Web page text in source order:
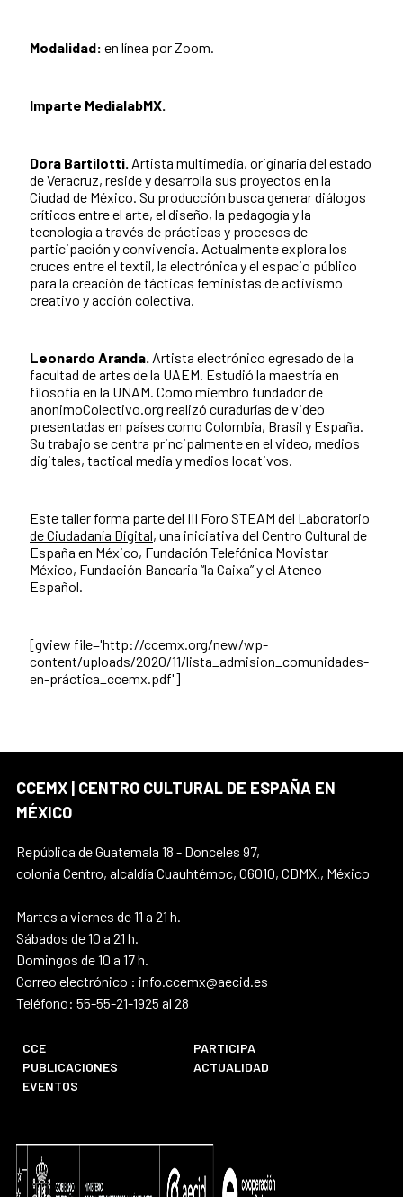
Modalidad: en línea por Zoom.
Imparte MedialabMX.
Dora Bartilotti. Artista multimedia, originaria del estado
de Veracruz, reside y desarrolla sus proyectos en la
Ciudad de México. Su producción busca generar diálogos
críticos entre el arte, el diseño, la pedagogía y la
tecnología a través de prácticas y procesos de
participación y convivencia. Actualmente explora los
cruces entre el textil, la electrónica y el espacio público
para la creación de tácticas feministas de activismo
creativo y acción colectiva.
Leonardo Aranda. Artista electrónico egresado de la
facultad de artes de la UAEM. Estudió la maestría en
filosofía en la UNAM. Como miembro fundador de
anonimoColectivo.org realizó curadurías de video
presentadas en países como Colombia, Brasil y España.
Su trabajo se centra principalmente en el video, medios
digitales, tactical media y medios locativos.
Este taller forma parte del III Foro STEAM del Laboratorio
de Ciudadanía Digital, una iniciativa del Centro Cultural de
España en México, Fundación Telefónica Movistar
México, Fundación Bancaria “la Caixa” y el Ateneo
Español.
[gview file='http://ccemx.org/new/wp-
content/uploads/2020/11/lista_admision_comunidades-
en-práctica_ccemx.pdf']
CCEMX | CENTRO CULTURAL DE ESPAÑA EN
MÉXICO
República de Guatemala 18 - Donceles 97,
colonia Centro, alcaldía Cuauhtémoc, 06010, CDMX., México
Martes a viernes de 11 a 21 h.
Sábados de 10 a 21 h.
Domingos de 10 a 17 h.
Correo electrónico : info.ccemx@aecid.es
Teléfono: 55-55-21-1925 al 28
CCE
PARTICIPA
PUBLICACIONES
ACTUALIDAD
EVENTOS